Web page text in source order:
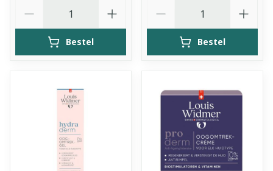
Bestel Bestel